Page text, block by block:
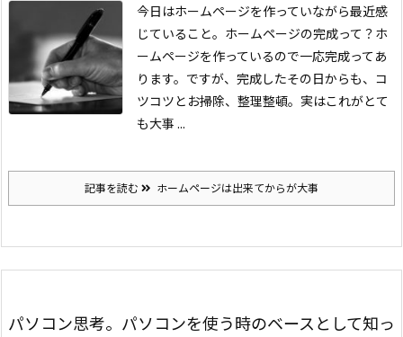
今日はホームページを作っていながら最近感
じていること。 ホームページの完成って？ ホ
ームページを作っているので一応完成ってあ
ります。ですが、完成したその日からも、コ
ツコツとお掃除、整理整頓。 実はこれがとて
も大事 ...
記事を読む ホームページは出来てからが大事
パソコン思考。パソコンを使う時のベースとして知っ